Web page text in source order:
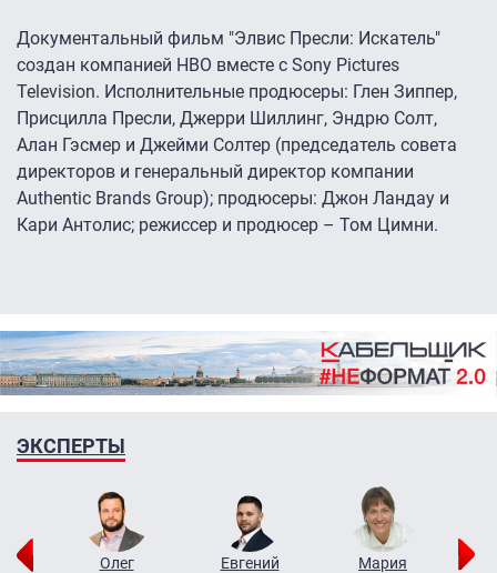
Документальный фильм "Элвис Пресли: Искатель"
создан компанией HBO вместе с Sony Pictures
Television. Исполнительные продюсеры: Глен Зиппер,
Присцилла Пресли, Джерри Шиллинг, Эндрю Солт,
Алан Гэсмер и Джейми Солтер (председатель совета
директоров и генеральный директор компании
Authentic Brands Group); продюсеры: Джон Ландау и
Кари Антолис; режиссер и продюсер – Том Цимни.
ЭКСПЕРТЫ
Олег
Евгений
Мария